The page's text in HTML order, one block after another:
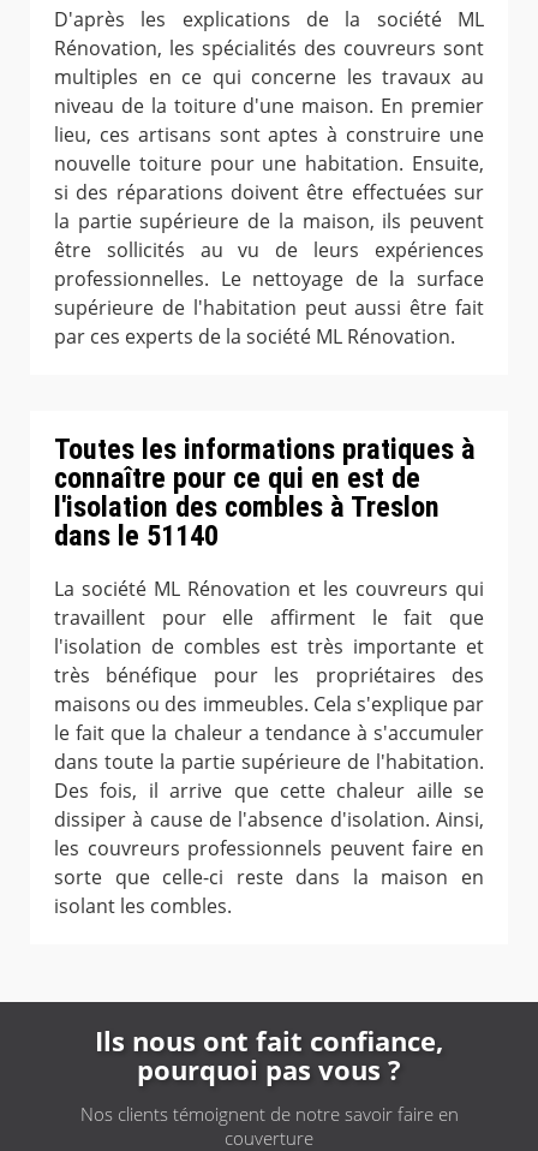
D'après les explications de la société ML
Rénovation, les spécialités des couvreurs sont
multiples en ce qui concerne les travaux au
niveau de la toiture d'une maison. En premier
lieu, ces artisans sont aptes à construire une
nouvelle toiture pour une habitation. Ensuite,
si des réparations doivent être effectuées sur
la partie supérieure de la maison, ils peuvent
être sollicités au vu de leurs expériences
professionnelles. Le nettoyage de la surface
supérieure de l'habitation peut aussi être fait
par ces experts de la société ML Rénovation.
Toutes les informations pratiques à
connaître pour ce qui en est de
l'isolation des combles à Treslon
dans le 51140
La société ML Rénovation et les couvreurs qui
travaillent pour elle affirment le fait que
l'isolation de combles est très importante et
très bénéfique pour les propriétaires des
maisons ou des immeubles. Cela s'explique par
le fait que la chaleur a tendance à s'accumuler
dans toute la partie supérieure de l'habitation.
Des fois, il arrive que cette chaleur aille se
dissiper à cause de l'absence d'isolation. Ainsi,
les couvreurs professionnels peuvent faire en
sorte que celle-ci reste dans la maison en
isolant les combles.
Ils nous ont fait confiance,
pourquoi pas vous ?
Nos clients témoignent de notre savoir faire en
couverture